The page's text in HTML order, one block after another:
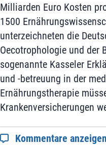
Milliarden Euro Kosten
1500
unterzeichneten die
Oecotrophologie und der
sogenannte Kasseler
und -betreuung in der
Ernährungstherapie
Krankenversicherungen
Kommentare anzeigen